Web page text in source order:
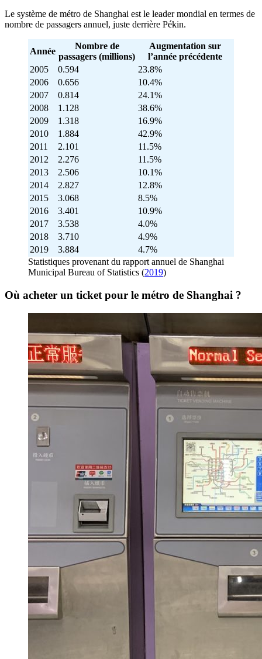
Le système de métro de Shanghai est le leader mondial en termes de
nombre de passagers annuel, juste derrière Pékin.
Année
Nombre de
passagers (millions)
Augmentation sur
l’année précédente
2005
0.594
23.8%
2006
0.656
10.4%
2007
0.814
24.1%
2008
1.128
38.6%
2009
1.318
16.9%
2010
1.884
42.9%
2011
2.101
11.5%
2012
2.276
11.5%
2013
2.506
10.1%
2014
2.827
12.8%
2015
3.068
8.5%
2016
3.401
10.9%
2017
3.538
4.0%
2018
3.710
4.9%
2019
3.884
4.7%
Statistiques provenant du rapport annuel de Shanghai
Municipal Bureau of Statistics (2019)
Où acheter un ticket pour le métro de Shanghai ?